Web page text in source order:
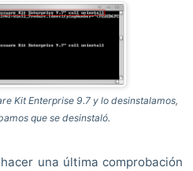
Kit Enterprise 9.7 y lo desinstalamos,
que se desinstaló.
una última comprobación